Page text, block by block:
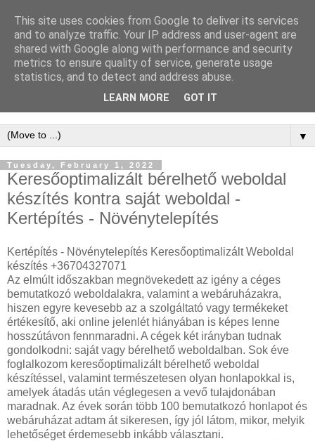
WordPress
Keresőoptimalizálás -
WordPress SEO
▼
Tuesday, February 1, 2022
Keresőoptimalizált bérelhető weboldal
készítés kontra saját weboldal -
Kertépítés - Növénytelepítés
Kertépítés - Növénytelepítés Keresőoptimalizált Weboldal
készítés +36704327071
Az elmúlt időszakban megnövekedett az igény a céges
bemutatkozó weboldalakra, valamint a webáruházakra,
hiszen egyre kevesebb az a szolgáltató vagy termékeket
értékesítő, aki online jelenlét hiányában is képes lenne
hosszútávon fennmaradni. A cégek két irányban tudnak
gondolkodni: saját vagy bérelhető weboldalban. Sok éve
foglalkozom keresőoptimalizált bérelhető weboldal
készítéssel, valamint természetesen olyan honlapokkal is,
amelyek átadás után véglegesen a vevő tulajdonában
maradnak. Az évek során több 100 bemutatkozó honlapot és
webáruházat adtam át sikeresen, így jól látom, mikor, melyik
lehetőséget érdemesebb inkább választani.
This site uses cookies from Google to deliver its services
and to analyze traffic. Your IP address and user-agent are
shared with Google along with performance and security
metrics to ensure quality of service, generate usage
statistics, and to detect and address abuse.
LEARN MORE GOT IT